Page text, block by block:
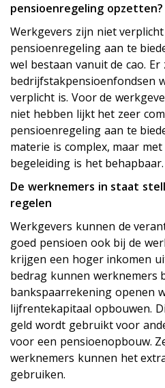
pensioenregeling opzetten?
Werkgevers zijn niet
pensioenregeling aan te
wel bestaan vanuit de cao.
bedrijfstakpensioenfondsen
verplicht is. Voor de
niet hebben lijkt het zeer
pensioenregeling aan te
materie is complex, maar
begeleiding is het behapbaar.
De werknemers in staat
regelen
Werkgevers kunnen de
goed pensioen ook bij de
krijgen een hoger inkomen
bedrag kunnen werknemers
bankspaarrekening openen
lijfrentekapitaal opbouwen.
geld wordt gebruikt voor
voor een pensioenopbouw.
werknemers kunnen het
gebruiken.